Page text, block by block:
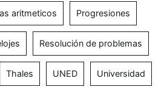
aritmeticos Progresiones
Resolución de problemas
Thales UNED Universidad